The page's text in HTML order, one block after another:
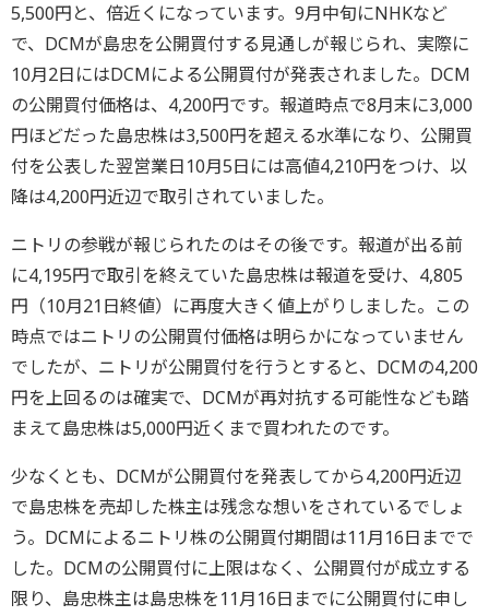
5,500円と、倍近くになっています。9月中旬にNHKなど
で、DCMが島忠を公開買付する見通しが報じられ、実際に
10月2日にはDCMによる公開買付が発表されました。DCM
の公開買付価格は、4,200円です。報道時点で8月末に3,000
円ほどだった島忠株は3,500円を超える水準になり、公開買
付を公表した翌営業日10月5日には高値4,210円をつけ、以
降は4,200円近辺で取引されていました。
ニトリの参戦が報じられたのはその後です。報道が出る前
に4,195円で取引を終えていた島忠株は報道を受け、4,805
円（10月21日終値）に再度大きく値上がりしました。この
時点ではニトリの公開買付価格は明らかになっていません
でしたが、ニトリが公開買付を行うとすると、DCMの4,200
円を上回るのは確実で、DCMが再対抗する可能性なども踏
まえて島忠株は5,000円近くまで買われたのです。
少なくとも、DCMが公開買付を発表してから4,200円近辺
で島忠株を売却した株主は残念な想いをされているでしょ
う。DCMによるニトリ株の公開買付期間は11月16日までで
した。DCMの公開買付に上限はなく、公開買付が成立する
限り、島忠株主は島忠株を11月16日までに公開買付に申し